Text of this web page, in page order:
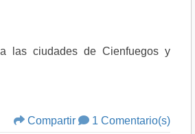
las ciudades de Cienfuegos y
Compartir 1 Comentario(s)